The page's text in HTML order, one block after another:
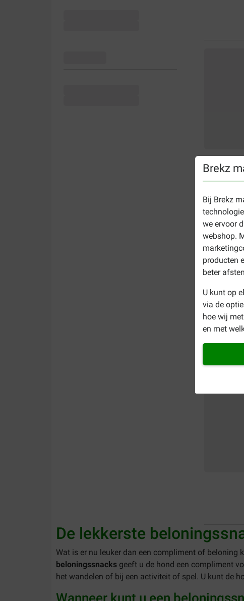
Brekz
Bij Brekz
we ervoor
webshop.
producten
beter
U kunt op
via de
hoe wij
en met
De lekkerste
Wat is er nu leuker dan een compliment of beloning
beloningssnacks geeft u de hond een compliment
het wandelen of bij een activiteit of spel. U kunt de
Wanneer kunt u een